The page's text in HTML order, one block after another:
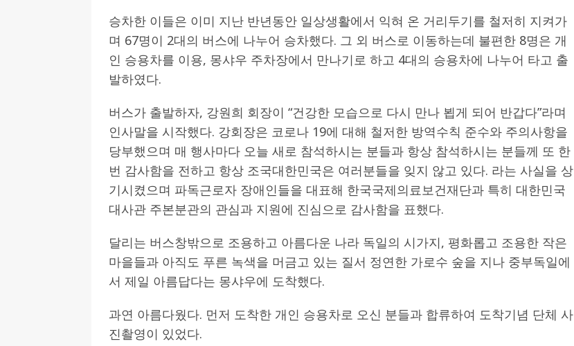
승차한 이들은 이미 지난 반년동안 일상생활에서 익혀 온 거리두기를 철저히 지켜가
며 67명이 2대의 버스에 나누어 승차했다. 그 외 버스로 이동하는데 불편한 8명은 개
인 승용차를 이용, 몽샤우 주차장에서 만나기로 하고 4대의 승용차에 나누어 타고 출
발하였다.
버스가 출발하자, 강원희 회장이 “건강한 모습으로 다시 만나 뵙게 되어 반갑다”라며
인사말을 시작했다. 강회장은 코로나 19에 대해 철저한 방역수칙 준수와 주의사항을
당부했으며 매 행사마다 오늘 새로 참석하시는 분들과 항상 참석하시는 분들께 또 한
번 감사함을 전하고 항상 조국대한민국은 여러분들을 잊지 않고 있다. 라는 사실을 상
기시켰으며 파독근로자 장애인들을 대표해 한국국제의료보건재단과 특히 대한민국
대사관 주본분관의 관심과 지원에 진심으로 감사함을 표했다.
달리는 버스창밖으로 조용하고 아름다운 나라 독일의 시가지, 평화롭고 조용한 작은
마을들과 아직도 푸른 녹색을 머금고 있는 질서 정연한 가로수 숲을 지나 중부독일에
서 제일 아름답다는 몽샤우에 도착했다.
과연 아름다웠다. 먼저 도착한 개인 승용차로 오신 분들과 합류하여 도착기념 단체 사
진촬영이 있었다.